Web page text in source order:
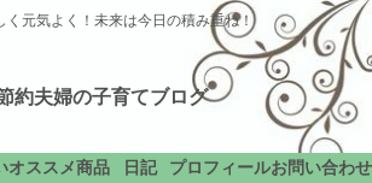
く元気よく！未来は今日の積み重ね！
約夫婦の子育てブログ
オススメ商品 日記 プロフィールお問い合わせ